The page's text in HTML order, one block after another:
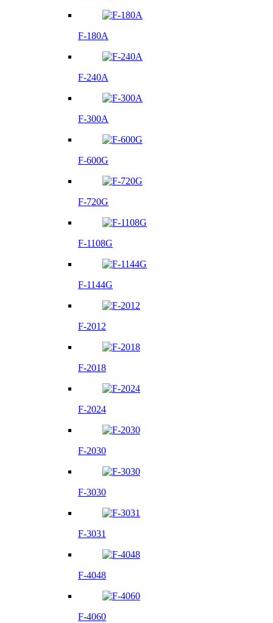
F-180A
F-240A
F-300A
F-600G
F-720G
F-1108G
F-1144G
F-2012
F-2018
F-2024
F-2030
F-3030
F-3031
F-4048
F-4060